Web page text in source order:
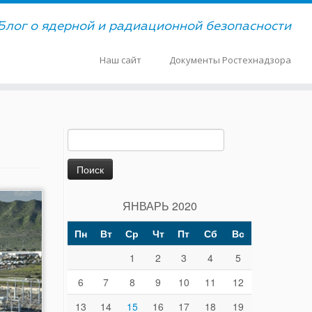
о ядерной и радиационной безопасности
Наш сайт Документы Ростехнадзора
ЯНВАРЬ 2020
Пн Вт Ср Чт Пт Сб
Вс
1
2 3 4
5
6
7 8 9 10 11
12
13
14 15 16 17 18 19